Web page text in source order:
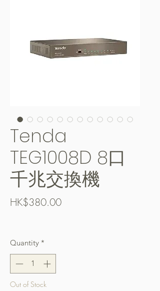
Tenda
TEG1008D 8口
千兆交換機
HK$380.00Price
Quantity *
Out of Stock